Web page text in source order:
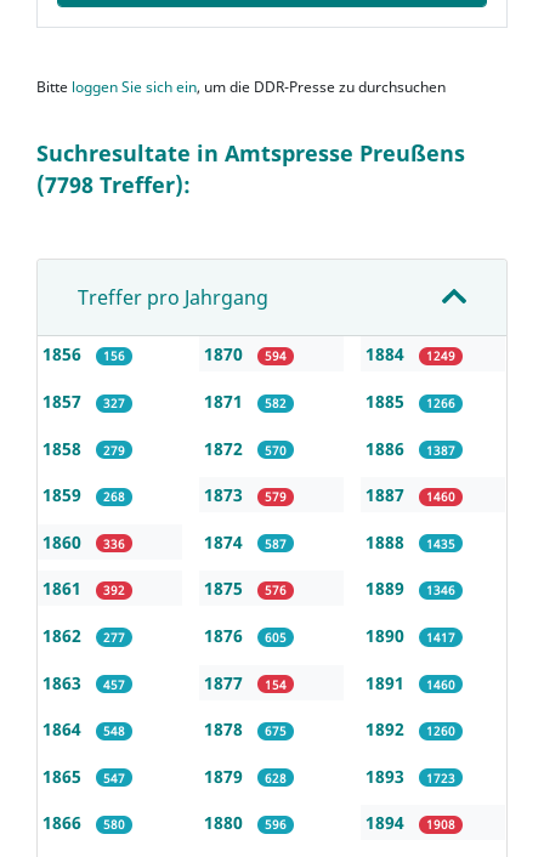
Bitte loggen Sie sich ein, um die DDR-Presse zu durchsuchen
Suchresultate in Amtspresse Preußens
(7798 Treffer):
Treffer pro Jahrgang
1856 156
1857 327
1858 279
1859 268
1860 336
1861 392
1862 277
1863 457
1864 548
1865 547
1866 580
1870 594
1871 582
1872 570
1873 579
1874 587
1875 576
1876 605
1877 154
1878 675
1879 628
1880 596
1884 1249
1885 1266
1886 1387
1887 1460
1888 1435
1889 1346
1890 1417
1891 1460
1892 1260
1893 1723
1894 1908